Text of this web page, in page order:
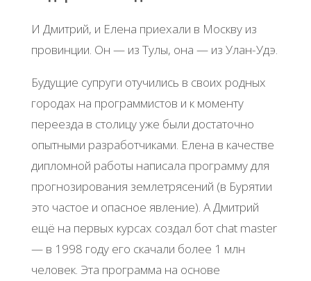
И Дмитрий, и Елена приехали в Москву из
провинции. Он — из Тулы, она — из Улан-Удэ.
Будущие супруги отучились в своих родных
городах на программистов и к моменту
переезда в столицу уже были достаточно
опытными разработчиками. Елена в качестве
дипломной работы написала программу для
прогнозирования землетрясений (в Бурятии
это частое и опасное явление). А Дмитрий
ещё на первых курсах создал бот chat master
— в 1998 году его скачали более 1 млн
человек. Эта программа на основе